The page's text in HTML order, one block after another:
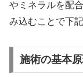
やミネラルを配
み込むことで下
施術の基本